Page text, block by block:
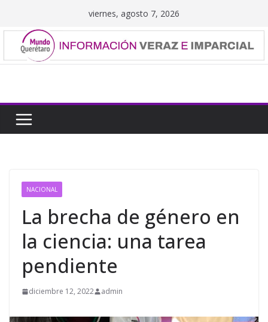
contenido
viernes, agosto 7, 2026
NACIONAL
La brecha de género en
la ciencia: una tarea
pendiente
diciembre 12, 2022 admin